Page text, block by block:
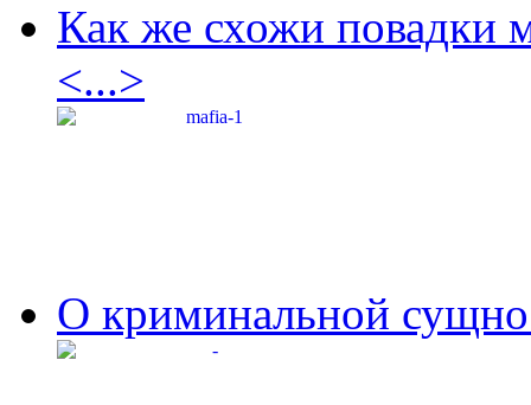
Как же схожи повадки
<...>
О криминальной